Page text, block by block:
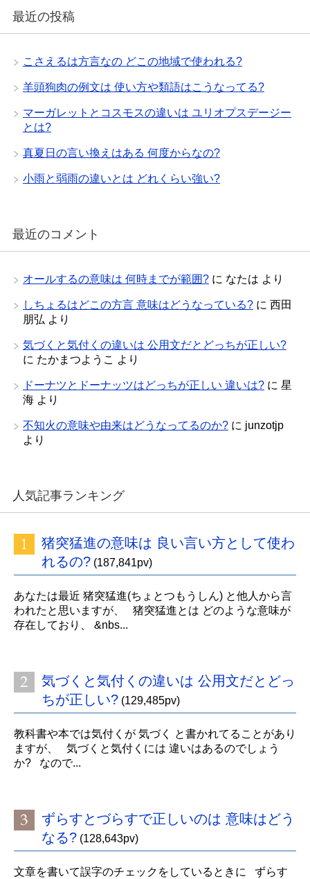
最近の投稿
こさえるは方言なの どこの地域で使われる?
羊頭狗肉の例文は 使い方や類語はこうなってる?
マーガレットとコスモスの違いは ユリオプスデージー
とは?
真夏日の言い換えはある 何度からなの?
小雨と弱雨の違いとは どれくらい強い?
最近のコメント
オールするの意味は 何時までが範囲? に なたは より
しちょるはどこの方言 意味はどうなっている? に 西田
朋弘 より
気づくと気付くの違いは 公用文だとどっちが正しい?
に たかまつようこ より
ドーナツとドーナッツはどっちが正しい 違いは? に 星
海 より
不知火の意味や由来はどうなってるのか? に junzotjp
より
人気記事ランキング
猪突猛進の意味は 良い言い方として使わ
れるの? (187,841pv)
あなたは最近 猪突猛進(ちょとつもうしん) と他人から言
われたと思いますが、 猪突猛進とは どのような意味が
存在しており、 &nbs...
気づくと気付くの違いは 公用文だとどっ
ちが正しい? (129,485pv)
教科書や本では気付くが 気づく と書かれてることがあり
ますが、 気づくと気付くには 違いはあるのでしょう
か? なので...
ずらすとづらすで正しいのは 意味はどう
なる? (128,643pv)
文章を書いて誤字のチェックをしているときに ずらす